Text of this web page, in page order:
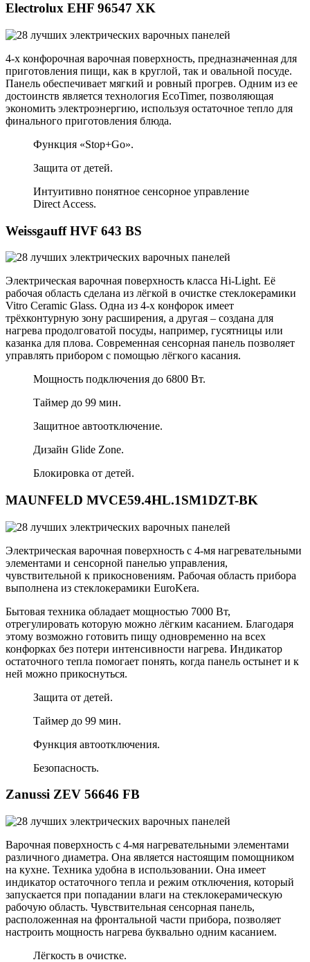
Electrolux EHF 96547 XK
4-х конфорочная варочная поверхность, предназначенная для
приготовления пищи, как в круглой, так и овальной посуде.
Панель обеспечивает мягкий и ровный прогрев. Одним из ее
достоинств является технология EcoTimer, позволяющая
экономить электроэнергию, используя остаточное тепло для
финального приготовления блюда.
Функция «Stop+Go».
Защита от детей.
Интуитивно понятное сенсорное управление
Direct Access.
Weissgauff HVF 643 BS
Электрическая варочная поверхность класса Hi-Light. Её
рабочая область сделана из лёгкой в очистке стеклокерамики
Vitro Ceramic Glass. Одна из 4-х конфорок имеет
трёхконтурную зону расширения, а другая – создана для
нагрева продолговатой посуды, например, гусятницы или
казанка для плова. Современная сенсорная панель позволяет
управлять прибором с помощью лёгкого касания.
Мощность подключения до 6800 Вт.
Таймер до 99 мин.
Защитное автоотключение.
Дизайн Glide Zone.
Блокировка от детей.
MAUNFELD MVCE59.4HL.1SM1DZT-BK
Электрическая варочная поверхность с 4-мя нагревательными
элементами и сенсорной панелью управления,
чувствительной к прикосновениям. Рабочая область прибора
выполнена из стеклокерамики EuroKera.
Бытовая техника обладает мощностью 7000 Вт,
отрегулировать которую можно лёгким касанием. Благодаря
этому возможно готовить пищу одновременно на всех
конфорках без потери интенсивности нагрева. Индикатор
остаточного тепла помогает понять, когда панель остынет и к
ней можно прикоснуться.
Защита от детей.
Таймер до 99 мин.
Функция автоотключения.
Безопасность.
Zanussi ZEV 56646 FB
Варочная поверхность с 4-мя нагревательными элементами
различного диаметра. Она является настоящим помощником
на кухне. Техника удобна в использовании. Она имеет
индикатор остаточного тепла и режим отключения, который
запускается при попадании влаги на стеклокерамическую
рабочую область. Чувствительная сенсорная панель,
расположенная на фронтальной части прибора, позволяет
настроить мощность нагрева буквально одним касанием.
Лёгкость в очистке.